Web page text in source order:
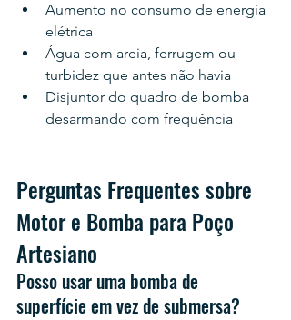
Aumento no consumo de energia
elétrica
Água com areia, ferrugem ou
turbidez que antes não havia
Disjuntor do quadro de bomba
desarmando com frequência
Perguntas Frequentes sobre
Motor e Bomba para Poço
Artesiano
Posso usar uma bomba de
superfície em vez de submersa?